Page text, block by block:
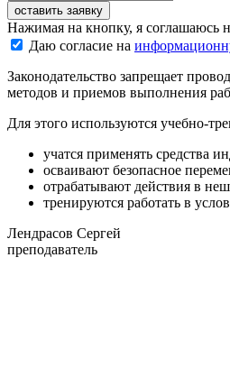
оставить заявку
Нажимая на кнопку, я соглашаюсь
Даю согласие на
Законодательство запрещает
методов и приемов выполнения
Для этого используются учебно-
учатся применять средства
осваивают безопасное
отрабатывают действия в
тренируются работать в
Лендрасов Сергей
преподаватель